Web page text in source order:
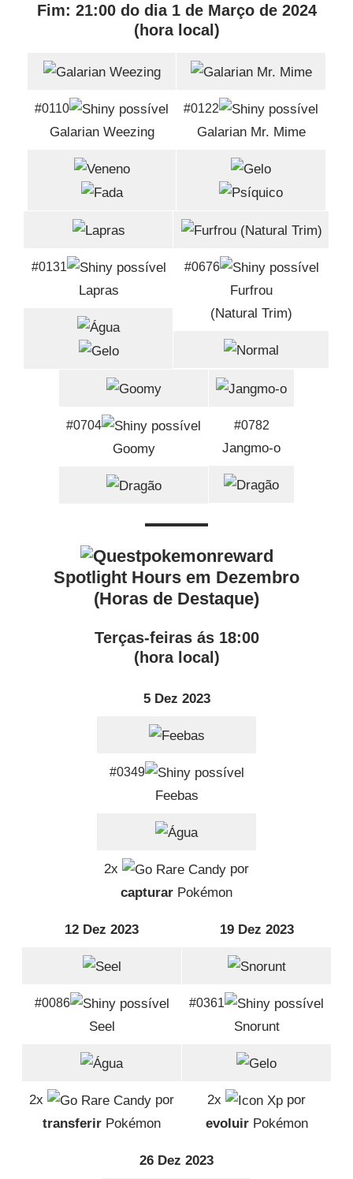
Fim: 21:00 do dia 1 de Março de 2024
(hora local)
#0110
Galarian Weezing
#0122
Galarian Mr. Mime
#0131
Lapras
#0676
Furfrou
(Natural Trim)
#0704
Goomy
#0782
Jangmo-o
Spotlight Hours em Dezembro
(Horas de Destaque)
Terças-feiras ás 18:00
(hora local)
5 Dez 2023
#0349
Feebas
2x
por
capturar Pokémon
12 Dez 2023
#0086
Seel
2x
por
transferir Pokémon
19 Dez 2023
#0361
Snorunt
2x
por
evoluirPokémon
26 Dez 2023